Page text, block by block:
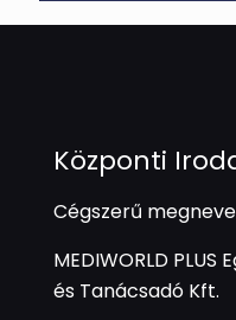
Központi
Cégszerű
MEDIWORLD
és Tanácsadó Kft.